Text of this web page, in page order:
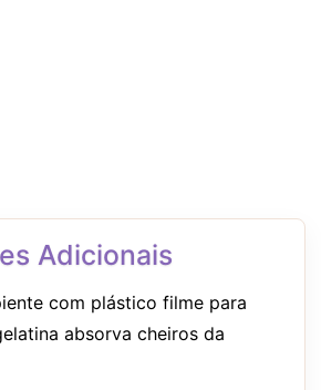
Adicionais
com plástico filme para
absorva cheiros da